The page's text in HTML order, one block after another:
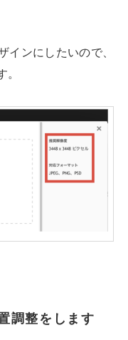
インにしたいので、
。
調整をします